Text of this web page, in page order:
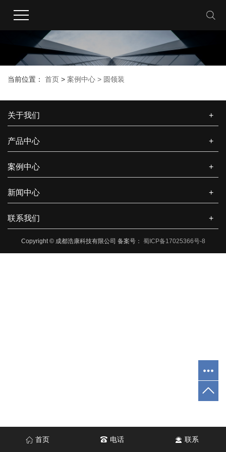
当前位置： 首页 > 案例中心 > 圆领装
关于我们 +
产品中心 +
案例中心 +
新闻中心 +
联系我们 +
Copyright © 成都浩康科技有限公司 备案号： 蜀ICP备17025366号-8
首页 电话 联系